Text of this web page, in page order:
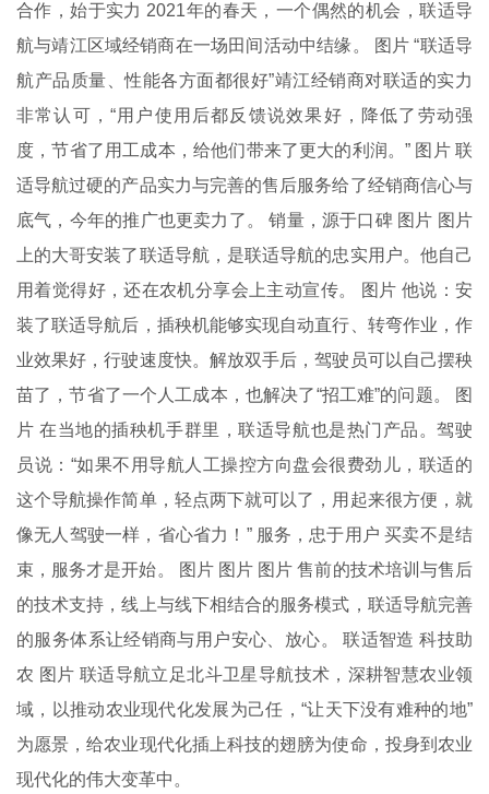
合作，始于实力 2021年的春天，一个偶然的机会，联适导
航与靖江区域经销商在一场田间活动中结缘。 图片 “联适导
航产品质量、性能各方面都很好”靖江经销商对联适的实力
非常认可，“用户使用后都反馈说效果好，降低了劳动强
度，节省了用工成本，给他们带来了更大的利润。” 图片 联
适导航过硬的产品实力与完善的售后服务给了经销商信心与
底气，今年的推广也更卖力了。 销量，源于口碑 图片 图片
上的大哥安装了联适导航，是联适导航的忠实用户。他自己
用着觉得好，还在农机分享会上主动宣传。 图片 他说：安
装了联适导航后，插秧机能够实现自动直行、转弯作业，作
业效果好，行驶速度快。解放双手后，驾驶员可以自己摆秧
苗了，节省了一个人工成本，也解决了“招工难”的问题。 图
片 在当地的插秧机手群里，联适导航也是热门产品。驾驶
员说：“如果不用导航人工操控方向盘会很费劲儿，联适的
这个导航操作简单，轻点两下就可以了，用起来很方便，就
像无人驾驶一样，省心省力！” 服务，忠于用户 买卖不是结
束，服务才是开始。 图片 图片 图片 售前的技术培训与售后
的技术支持，线上与线下相结合的服务模式，联适导航完善
的服务体系让经销商与用户安心、放心。 联适智造 科技助
农 图片 联适导航立足北斗卫星导航技术，深耕智慧农业领
域，以推动农业现代化发展为己任，“让天下没有难种的地”
为愿景，给农业现代化插上科技的翅膀为使命，投身到农业
现代化的伟大变革中。